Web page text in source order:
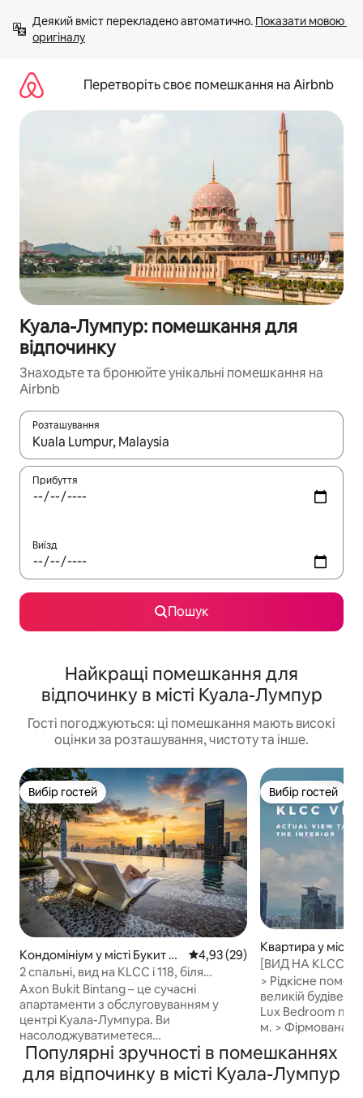
вмісту
Деякий вміст перекладено автоматично. Показати мовою
оригіналу
Перетворіть своє помешкання на Airbnb
Куала-Лумпур: помешкання для
відпочинку
Знаходьте та бронюйте унікальні помешкання на
Airbnb
Розташування
Отримавши результати пошуку, використовуйте для
Прибуття
Виїзд
Пошук
Найкращі помешкання для
відпочинку в місті Куала-Лумпур
Гості погоджуються: ці помешкання мають високі
оцінки за розташування, чистоту та інше.
Вибір гостей
Вибір гостей
Кондомініум у місті Букит Бі
нтанг
Середня оцінка: 4,93 з 5,
4,93 (29)
2 спальні, вид на KLCC і 118, біля
Pavilion Skypool і Family
​Axon Bukit Bintang – це сучасні
апартаменти з обслуговуванням у
центрі Куала-Лумпура. Ви
насолоджуватиметеся
приголомшливими краєвидами на
Куала-Лумпур Сіті-Сентер (KLCC),
PNB 118, телевежу Куала-Лумпур
Вибір гостей
Вибір гостей
Квартира у місті
ахру
[ВИД НА KLCC] 1-
L53 SkyPool |
> Рідкісне
великій
Lux Bedroom
м. > Фірмована резиденція в KLCC > 3
Петронас. > 5
громадського
Басейн на даху
Популярні зручності в помешканнях
для відпочинку в місті Куала-Лумпур